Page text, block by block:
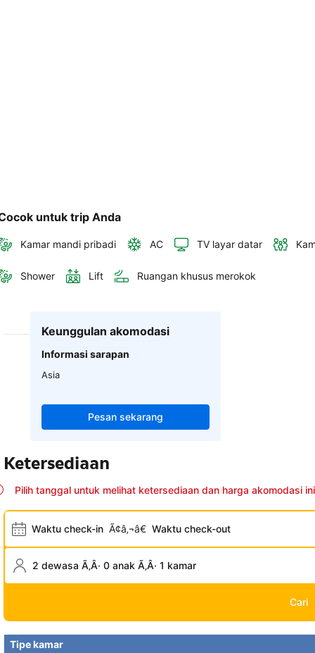
untuk trip Anda
Kamar mandi pribadi AC TV layar datar
Shower Lift Ruangan khusus merokok
Keunggulan akomodasi
Informasi sarapan
Asia
Pesan sekarang
Ketersediaan
Pilih tanggal untuk melihat ketersediaan dan harga akomodasi ini
Waktu check-in Ã¢â‚¬â€ Waktu check-out
2 dewasa Ã‚Â· 0 anak Ã‚Â· 1 kamar
Cari
Tipe kamar